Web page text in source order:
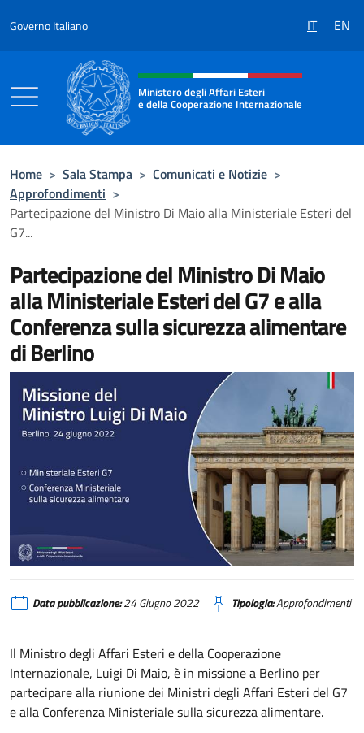
Governo Italiano IT EN
Intestazione sito, social e menù
Ministero degli Affari Esteri
e della Cooperazione Internazionale
Home > Sala Stampa > Comunicati e Notizie >
Approfondimenti >
Partecipazione del Ministro Di Maio alla Ministeriale Esteri del
G7...
Partecipazione del Ministro Di Maio
alla Ministeriale Esteri del G7 e alla
Conferenza sulla sicurezza alimentare
di Berlino
Partecipazione del Ministro Di Maio alla Ministeriale Esteri del G7 e alla
Data pubblicazione:24 Giugno 2022 Tipologia:Approfondimenti
Il Ministro degli Affari Esteri e della Cooperazione
Internazionale, Luigi Di Maio, è in missione a Berlino per
partecipare alla riunione dei Ministri degli Affari Esteri del G7
e alla Conferenza Ministeriale sulla sicurezza alimentare.